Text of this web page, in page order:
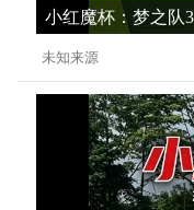
小红魔杯：梦之队
未知来源